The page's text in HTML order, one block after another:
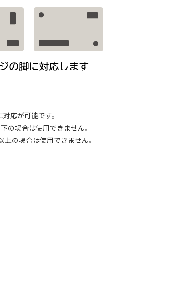
応が可能です。
の場合は使用できません。
の場合は使用できません。